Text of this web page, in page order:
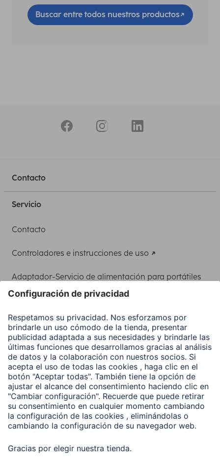
Buscar entre todos nuestros productos
Contacto
Servicio
Contacto
Controladores e instrucciones de uso
Adaptador-Servicio de alimentación para portátiles
Clientes online
Conviértete en distribuidor
Compañía
Historia de la empresa
Hama en todo el Mundo
Sostenibilidad